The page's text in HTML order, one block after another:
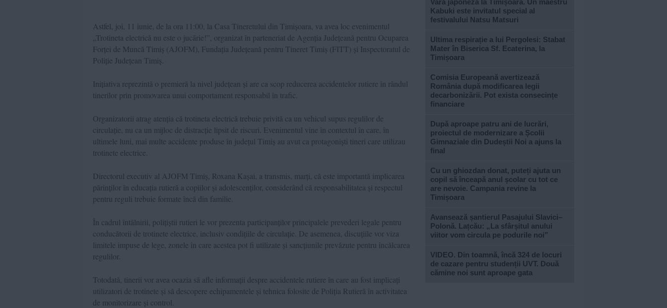
Astfel, joi, 11 iunie, de la ora 11:00, la Casa Tineretului din Timișoara, va avea loc evenimentul
„Trotineta electrică nu este o jucărie!”, organizat în parteneriat de Agenția Județeană pentru Ocuparea
Forței de Muncă Timiș (AJOFM), Fundația Județeană pentru Tineret Timiș (FITT) și Inspectoratul de
Poliție Județean Timiș.
Inițiativa reprezintă o premieră la nivel județean și are ca scop reducerea accidentelor rutiere în rândul
tinerilor prin promovarea unui comportament responsabil în trafic.
Organizatorii atrag atenția că trotineta electrică trebuie privită ca un vehicul supus regulilor de
circulație, nu ca un mijloc de distracție lipsit de riscuri. Evenimentul vine în contextul în care, în
ultimele luni, mai multe accidente produse în județul Timiș au avut ca protagoniști tineri care utilizau
trotinete electrice.
Directorul executiv al AJOFM Timiș, Roxana Kașai, a transmis, marți, că este importantă implicarea
părinților în educația rutieră a copiilor și adolescenților, considerând că responsabilitatea și respectul
pentru reguli trebuie formate încă din familie.
În cadrul întâlnirii, polițiștii rutieri le vor prezenta participanților principalele prevederi legale pentru
conducătorii de trotinete electrice, inclusiv condițiile de circulație. De asemenea, discuțiile vor viza
limitele impuse de lege, zonele în care acestea pot fi utilizate și sancțiunile prevăzute pentru încălcarea
regulilor.
Totodată, tinerii vor avea ocazia să afle informații despre accidentele rutiere în care au fost implicați
utilizatori de trotinete și să descopere echipamentele și tehnica folosite de Poliția Rutieră în activitatea
de monitorizare și control.
Vară japoneză la Timișoara. Un maestru
Kabuki este invitatul special al
festivalului Natsu Matsuri
Ultima respirație a lui Pergolesi: Stabat
Mater în Biserica Sf. Ecaterina, la
Timișoara
Comisia Europeană avertizează
România după modificarea legii
decarbonizării. Pot exista consecințe
financiare
După aproape patru ani de lucrări,
proiectul de modernizare a Școlii
Gimnaziale din Dudeștii Noi a ajuns la
final
Cu un ghiozdan donat, puteți ajuta un
copil să înceapă anul școlar cu tot ce
are nevoie. Campania revine la
Timișoara
Avansează șantierul Pasajului Slavici–
Polonă. Lațcău: „La sfârșitul anului
viitor vom circula pe podurile noi”
VIDEO. Din toamnă, încă 324 de locuri
de cazare pentru studenții UVT. Două
cămine noi sunt aproape gata